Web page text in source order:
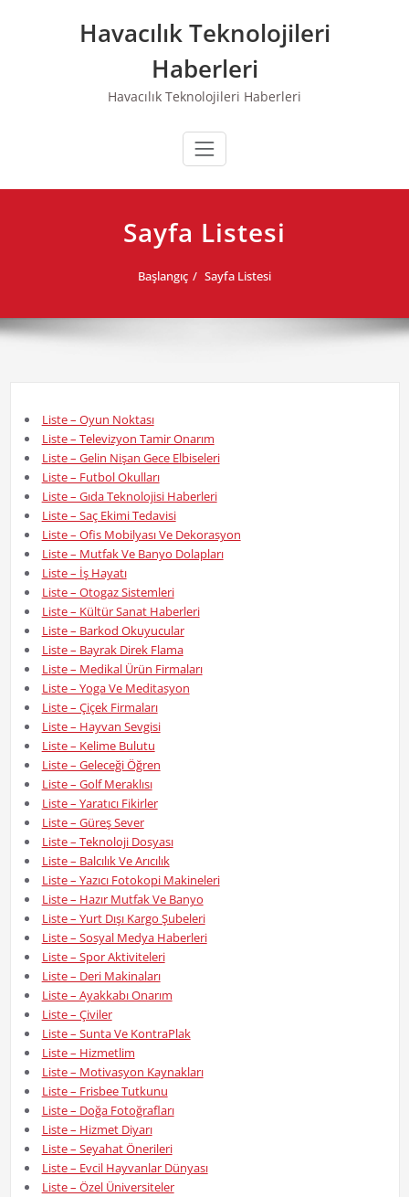
Havacılık Teknolojileri
Haberleri
Havacılık Teknolojileri Haberleri
Sayfa Listesi
Başlangıç Sayfa Listesi
Liste – Oyun Noktası
Liste – Televizyon Tamir Onarım
Liste – Gelin Nişan Gece Elbiseleri
Liste – Futbol Okulları
Liste – Gıda Teknolojisi Haberleri
Liste – Saç Ekimi Tedavisi
Liste – Ofis Mobilyası Ve Dekorasyon
Liste – Mutfak Ve Banyo Dolapları
Liste – İş Hayatı
Liste – Otogaz Sistemleri
Liste – Kültür Sanat Haberleri
Liste – Barkod Okuyucular
Liste – Bayrak Direk Flama
Liste – Medikal Ürün Firmaları
Liste – Yoga Ve Meditasyon
Liste – Çiçek Firmaları
Liste – Hayvan Sevgisi
Liste – Kelime Bulutu
Liste – Geleceği Öğren
Liste – Golf Meraklısı
Liste – Yaratıcı Fikirler
Liste – Güreş Sever
Liste – Teknoloji Dosyası
Liste – Balcılık Ve Arıcılık
Liste – Yazıcı Fotokopi Makineleri
Liste – Hazır Mutfak Ve Banyo
Liste – Yurt Dışı Kargo Şubeleri
Liste – Sosyal Medya Haberleri
Liste – Spor Aktiviteleri
Liste – Deri Makinaları
Liste – Ayakkabı Onarım
Liste – Çiviler
Liste – Sunta Ve KontraPlak
Liste – Hizmetlim
Liste – Motivasyon Kaynakları
Liste – Frisbee Tutkunu
Liste – Doğa Fotoğrafları
Liste – Hizmet Diyarı
Liste – Seyahat Önerileri
Liste – Evcil Hayvanlar Dünyası
Liste – Özel Üniversiteler